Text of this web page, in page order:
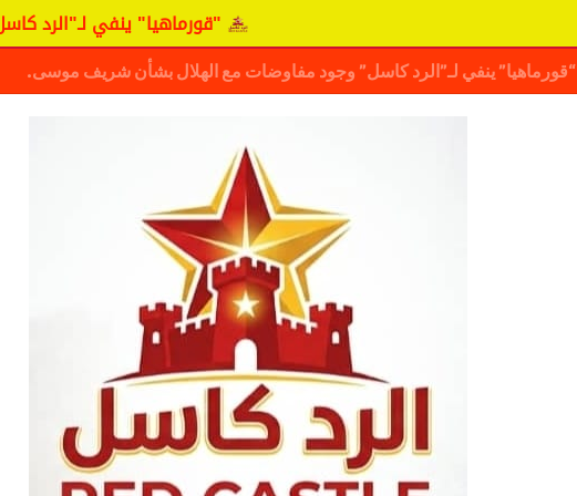
"قورماهيا" ينفي لـ"الرد كاسل" وجود
اليانغا يكشف حقيقة مفاوضات نجم المريخ